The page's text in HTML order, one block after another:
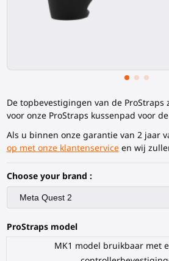
De topbevestigingen van de
voor onze ProStraps kussenpad voor
Als u binnen onze garantie van 2 jaar
op met onze klantenserviceen wij
Choose your brand :
ProStraps model
MK1 model bruikbaar met